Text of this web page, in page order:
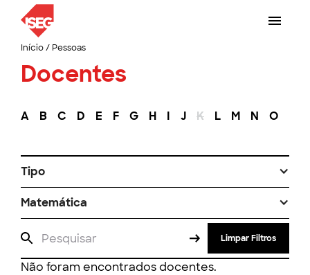
Início/ Pessoas
Docentes
A B C D E F G H I J K L M N O
Tipo
Matemática
Limpar Filtros
Não foram encontrados docentes.